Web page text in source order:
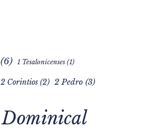
1 Tesalonicenses (1)